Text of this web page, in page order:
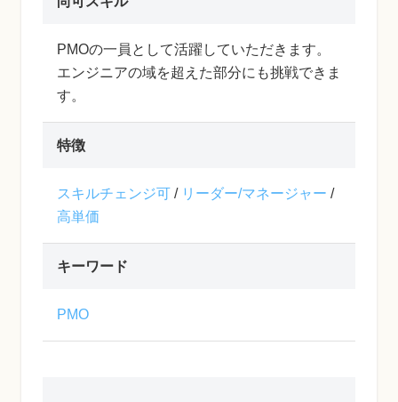
PMOの一員として活躍していただきます。
エンジニアの域を超えた部分にも挑戦できま
す。
特徴
スキルチェンジ可 / リーダー/マネージャー /
高単価
キーワード
PMO